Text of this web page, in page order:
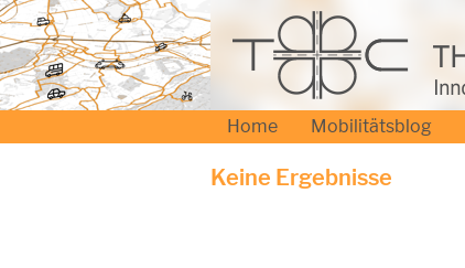
Home Mobilitätsblog
Keine Ergebnisse